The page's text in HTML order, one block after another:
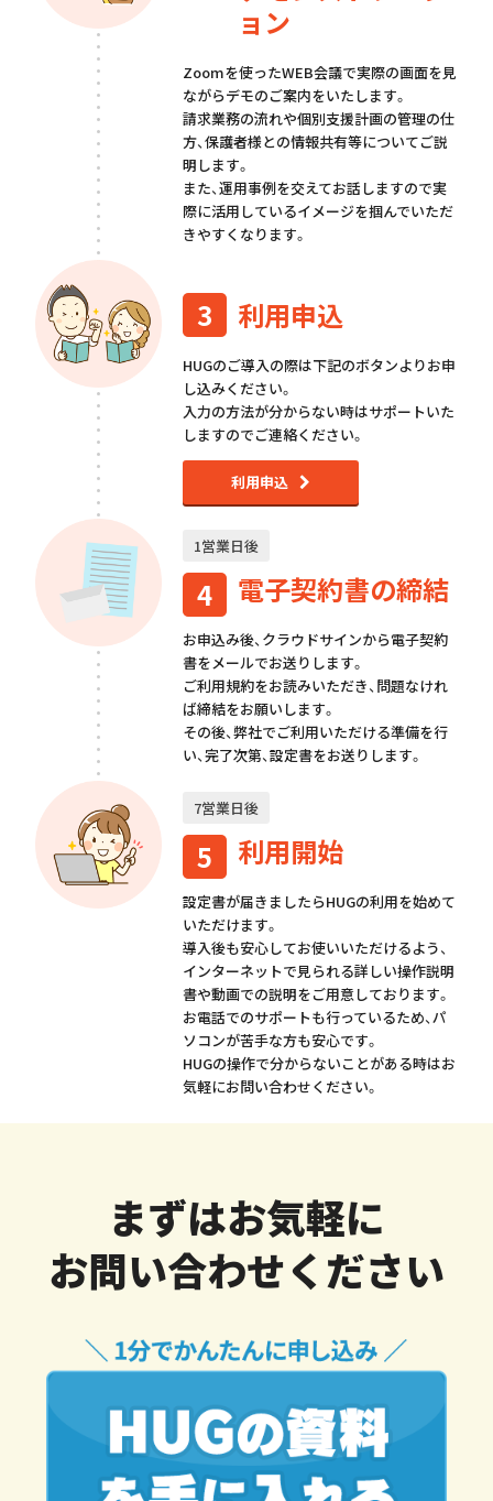
ョン
Zoomを使ったWEB会議で実際の画面を見
ながらデモのご案内をいたします。
請求業務の流れや個別支援計画の管理の仕
方、保護者様との情報共有等についてご説
明します。
また、運用事例を交えてお話しますので実
際に活用しているイメージを掴んでいただ
きやすくなります。
3 利用申込
HUGのご導入の際は下記のボタンよりお申
し込みください。
入力の方法が分からない時はサポートいた
しますのでご連絡ください。
利用申込
1営業日後
4 電子契約書の締結
お申込み後、クラウドサインから電子契約
書をメールでお送りします。
ご利用規約をお読みいただき、問題なけれ
ば締結をお願いします。
その後、弊社でご利用いただける準備を行
い、完了次第、設定書をお送りします。
7営業日後
5 利用開始
設定書が届きましたらHUGの利用を始めて
いただけます。
導入後も安心してお使いいただけるよう、
インターネットで見られる詳しい操作説明
書や動画での説明をご用意しております。
お電話でのサポートも行っているため、パ
ソコンが苦手な方も安心です。
HUGの操作で分からないことがある時はお
気軽にお問い合わせください。
まずはお気軽に
お問い合わせください